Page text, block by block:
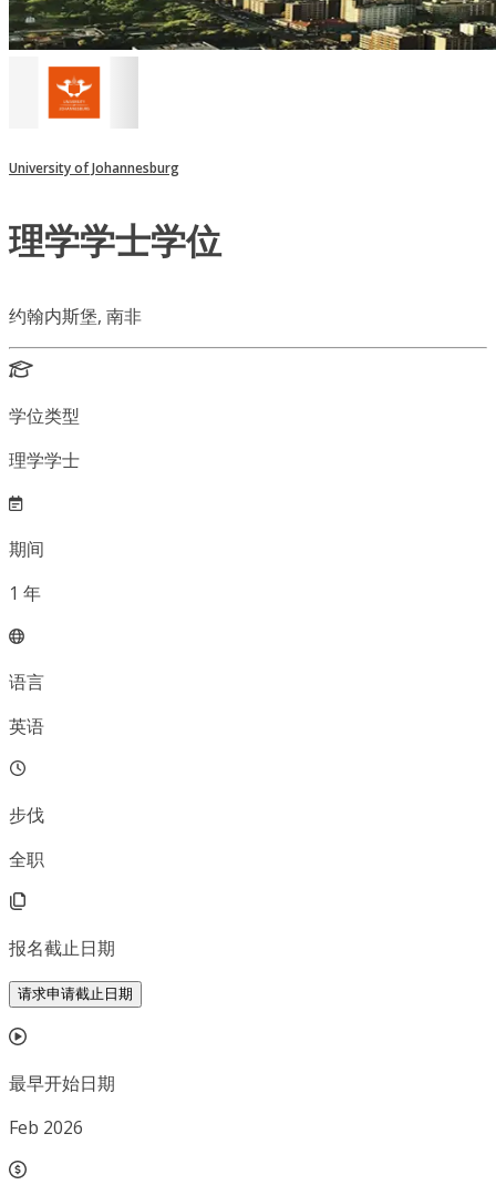
University of Johannesburg
理学学士学位
约翰内斯堡, 南非
学位类型
理学学士
期间
1 年
语言
英语
步伐
全职
报名截止日期
请求申请截止日期
最早开始日期
Feb 2026